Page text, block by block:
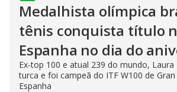
Medalhista olímpica
tênis conquista título
Espanha no dia do
Ex-top 100 e atual 239 do mundo,
turca e foi campeã do ITF W100 de Gran
Espanha